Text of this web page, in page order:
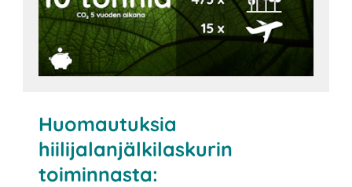
Huomautuksia
hiilijalanjälkilaskurin
toiminnasta: